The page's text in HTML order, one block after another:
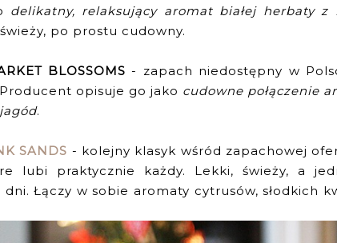
delikatny, relaksujący aromat białej herbaty
po prostu cudowny.
BLOSSOMS - zapach niedostępny w
opisuje go jako cudowne połączenie
.
SANDS - kolejny klasyk wśród zapachowej
lubi praktycznie każdy. Lekki, świeży, a
Łączy w sobie aromaty cytrusów, słodkich